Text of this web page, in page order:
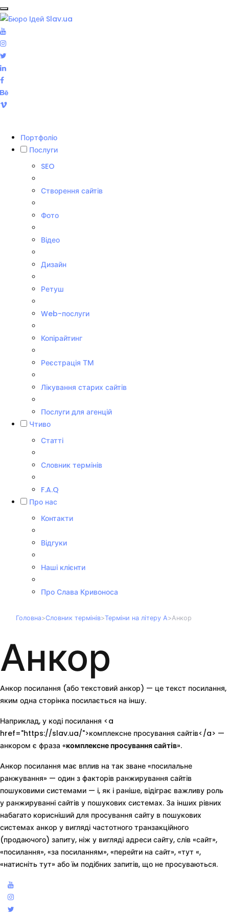
Портфоліо
Послуги
SEO
Створення сайтів
Фото
Відео
Дизайн
Ретуш
Web-послуги
Копірайтинг
Реєстрація ТМ
Лікування старих сайтів
Послуги для агенцій
Чтиво
Статті
Словник термінів
F.A.Q
Про нас
Контакти
Відгуки
Наші клієнти
Про Слава Кривоноса
Головна>Словник термінів>Терміни на літеру А>Анкор
Анкор
Анкор посилання (або текстовий анкор) — це текст посилання,
яким одна сторінка посилається на іншу.
Наприклад, у коді посилання <a
href="https://slav.ua/">комплексне просування сайтів</a> —
анкором є фраза «комплексне просування сайтів».
Анкор посилання має вплив на так зване «посилальне
ранжування» — один з факторів ранжирування сайтів
пошуковими системами — і, як і раніше, відіграє важливу роль
у ранжируванні сайтів у пошукових системах. За інших рівних
набагато корисніший для просування сайту в пошукових
системах анкор у вигляді частотного транзакційного
(продаючого) запиту, ніж у вигляді адреси сайту, слів «сайт»,
«посилання», «за посиланням», «перейти на сайт», «тут «,
«натисніть тут» або їм подібних запитів, що не просуваються.